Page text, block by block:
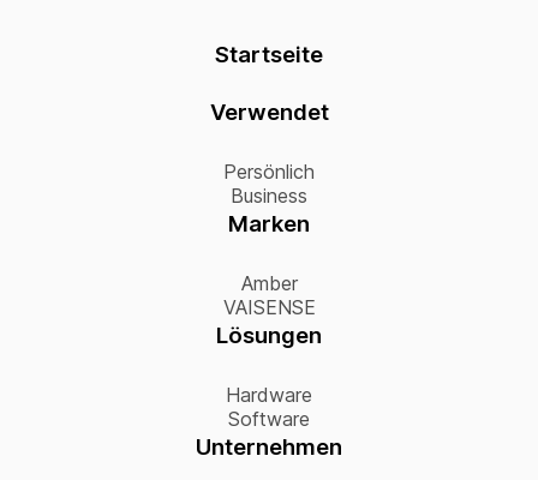
Startseite
Verwendet
Persönlich
Business
Marken
Amber
VAISENSE
Lösungen
Hardware
Software
Unternehmen